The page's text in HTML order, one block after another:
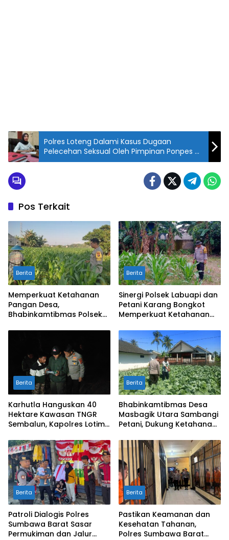
Polres Loteng Dalami Kasus Dugaan
Pelecehan Seksual Oleh Pimpinan Ponpes di
Pringgarata.
Pos Terkait
Berita
Memperkuat Ketahanan
Pangan Desa,
Bhabinkamtibmas Polsek
Kuranji Dalang
Berita
Sinergi Polsek Labuapi dan
Petani Karang Bongkot
Memperkuat Ketahanan
Berita
Karhutla Hanguskan 40
Hektare Kawasan TNGR
Sembalun, Kapolres Lotim
Api
Berita
Bhabinkamtibmas Desa
Masbagik Utara Sambangi
Petani, Dukung Ketahanan
Pangan
Berita
Patroli Dialogis Polres
Sumbawa Barat Sasar
Permukiman dan Jalur
Berita
Pastikan Keamanan dan
Kesehatan Tahanan,
Polres Sumbawa Barat